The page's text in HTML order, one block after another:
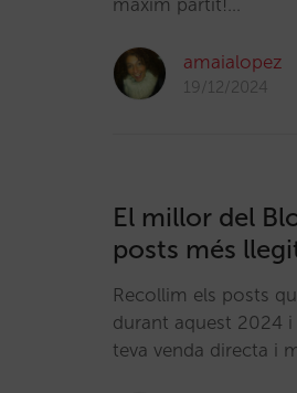
màxim partit!…
amaialopez
19/12/2024
El millor del
posts més
Recollim els posts
durant aquest 2024
teva venda directa i